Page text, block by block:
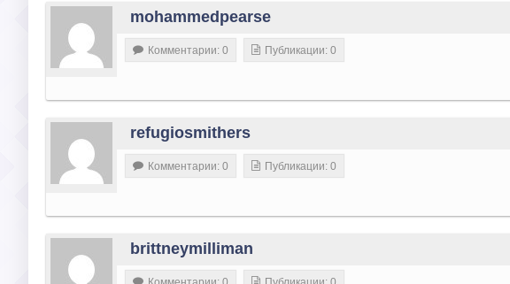
mohammedpearse
Комментарии: 0 Публикации: 0
refugiosmithers
Комментарии: 0 Публикации: 0
brittneymilliman